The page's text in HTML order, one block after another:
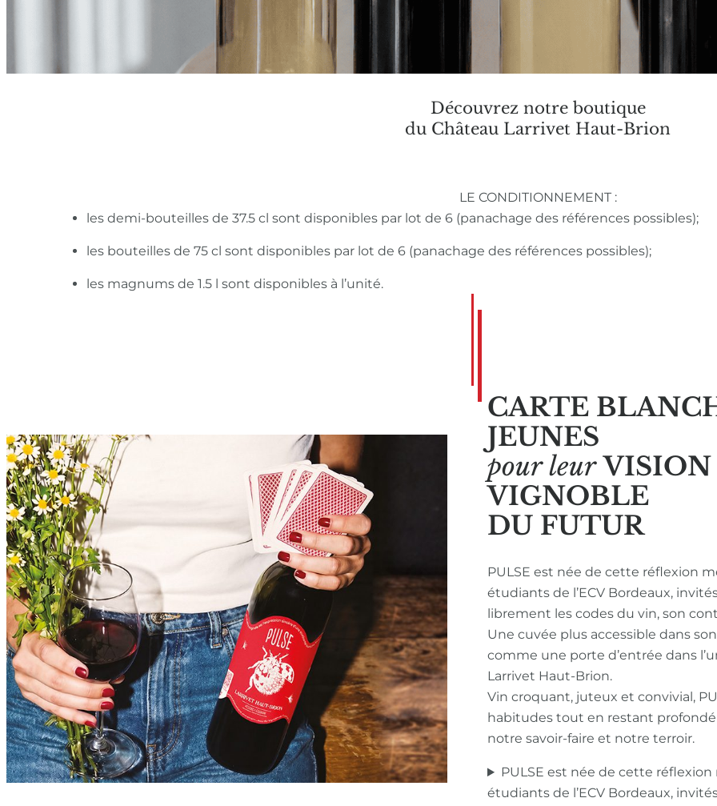
Découvrez notre boutique
du Château Larrivet Haut-Brion
LE CONDITIONNEMENT :
les demi-bouteilles de 37.5 cl sont disponibles par lot de 6 (panachage des références possibles);
les bouteilles de 75 cl sont disponibles par lot de 6 (panachage des références possibles);
les magnums de 1.5 l sont disponibles à l’unité.
CARTE
JEUNES
pour leur
VIGNOBLE
DU FUTUR
PULSE est née de cette réflexion
étudiants de l’ECV Bordeaux,
librement les codes du vin, son
Une cuvée plus accessible dans
comme une porte d’entrée dans
Larrivet Haut-Brion.
Vin croquant, juteux et convivial,
habitudes tout en restant
notre savoir-faire et notre terroir.
PULSE est née de cette réflexion
étudiants de l’ECV Bordeaux,